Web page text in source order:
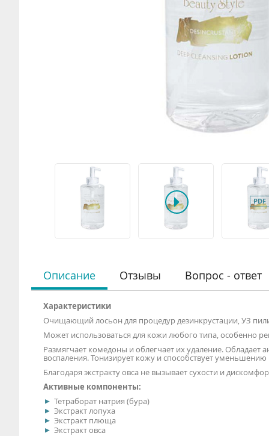
Описание
Характеристики
Очищающий лосьон для процедур дезинкрустации, УЗ
Может использоваться для кожи любого типа, особенно
Размягчает комедоны и облегчает их удаление. Обладает
воспаления. Тонизирует кожу и способствует
Благодаря экстракту овса не вызывает сухости и
Активные компоненты:
Тетраборат натрия (бура)
Экстракт лопуха
Экстракт плюща
Экстракт овса
Отзывы Вопрос - ответ